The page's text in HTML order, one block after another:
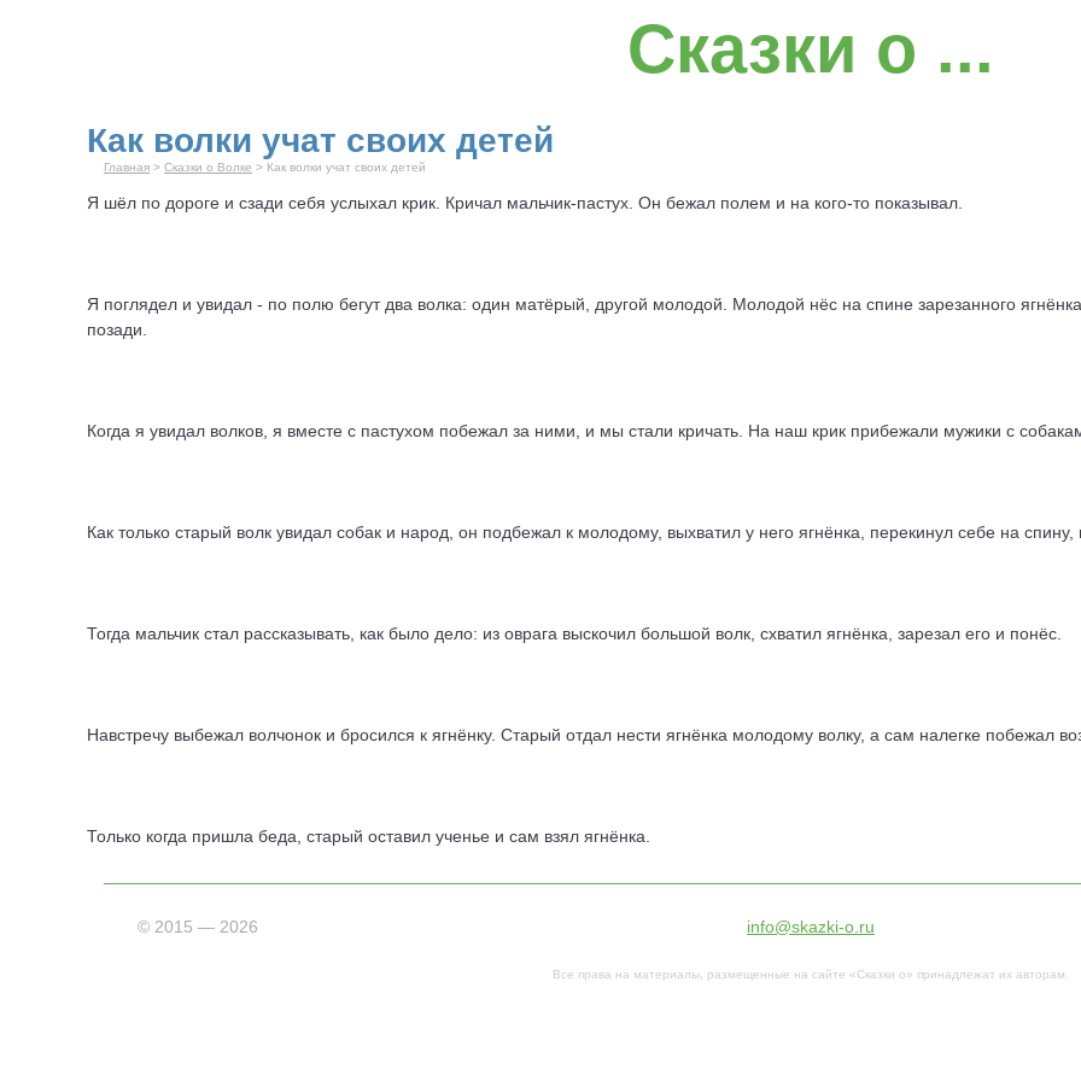
Сказки о ...
Как волки учат своих детей
Главная > Сказки о Волке > Как волки учат своих детей
Я шёл по дороге и сзади себя услыхал крик. Кричал мальчик-пастух. Он бежал полем и на кого-то показывал.
Я поглядел и увидал - по полю бегут два волка: один матёрый, другой молодой. Молодой нёс на спине зарезанного
позади.
Когда я увидал волков, я вместе с пастухом побежал за ними, и мы стали кричать. На наш крик прибежали мужики с
Как только старый волк увидал собак и народ, он подбежал к молодому, выхватил у него ягнёнка, перекинул себе на
Тогда мальчик стал рассказывать, как было дело: из оврага выскочил большой волк, схватил ягнёнка, зарезал его и понёс.
Навстречу выбежал волчонок и бросился к ягнёнку. Старый отдал нести ягнёнка молодому волку, а сам налегке побежал
Только когда пришла беда, старый оставил ученье и сам взял ягнёнка.
Все права на материалы, размещенные на сайте «Сказки о» принадлежат их авторам.
© 2015 — 2026 info@skazki-o.ru